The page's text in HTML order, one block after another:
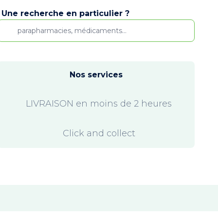
Une recherche en particulier ?
Nos services
LIVRAISON en moins de 2 heures
Click and collect